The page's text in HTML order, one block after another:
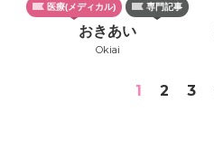
医療(メディカル) 専門記事
おきあい
Okiai
1 2 3